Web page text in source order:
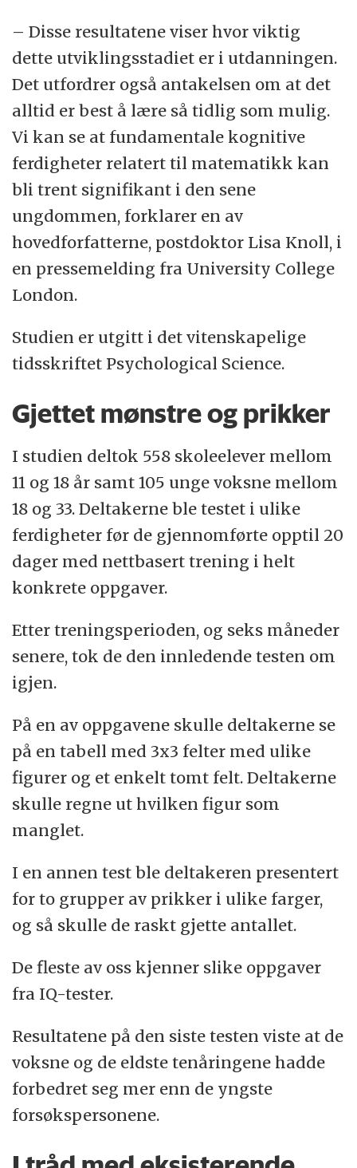
seg mest.
– Disse resultatene viser hvor viktig
dette utviklingsstadiet er i utdanningen.
Det utfordrer også antakelsen om at det
alltid er best å lære så tidlig som mulig.
Vi kan se at fundamentale kognitive
ferdigheter relatert til matematikk kan
bli trent signifikant i den sene
ungdommen, forklarer en av
hovedforfatterne, postdoktor Lisa Knoll, i
en pressemelding fra University College
London.
Studien er utgitt i det vitenskapelige
tidsskriftet Psychological Science.
Gjettet mønstre og prikker
I studien deltok 558 skoleelever mellom
11 og 18 år samt 105 unge voksne mellom
18 og 33. Deltakerne ble testet i ulike
ferdigheter før de gjennomførte opptil 20
dager med nettbasert trening i helt
konkrete oppgaver.
Etter treningsperioden, og seks måneder
senere, tok de den innledende testen om
igjen.
På en av oppgavene skulle deltakerne se
på en tabell med 3x3 felter med ulike
figurer og et enkelt tomt felt. Deltakerne
skulle regne ut hvilken figur som
manglet.
I en annen test ble deltakeren presentert
for to grupper av prikker i ulike farger,
og så skulle de raskt gjette antallet.
De fleste av oss kjenner slike oppgaver
fra IQ-tester.
Resultatene på den siste testen viste at de
voksne og de eldste tenåringene hadde
forbedret seg mer enn de yngste
forsøkspersonene.